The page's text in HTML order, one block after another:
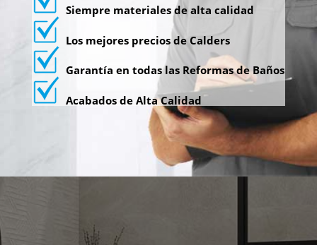
Siempre materiales de alta calidad
Los mejores precios de Calders
Garantía en todas las Reformas de Baños
Acabados de Alta Calidad